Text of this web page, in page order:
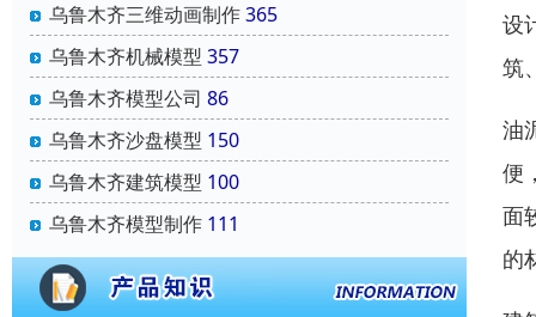
乌鲁木齐三维动画制作365
乌鲁木齐机械模型 357
乌鲁木齐模型公司 86
乌鲁木齐沙盘模型 150
乌鲁木齐建筑模型 100
乌鲁木齐模型制作 111
设
筑
油
便
面
的